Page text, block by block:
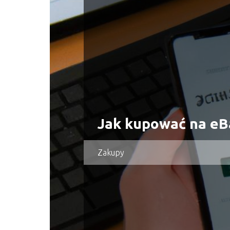
Jak kupować na
Zakupy